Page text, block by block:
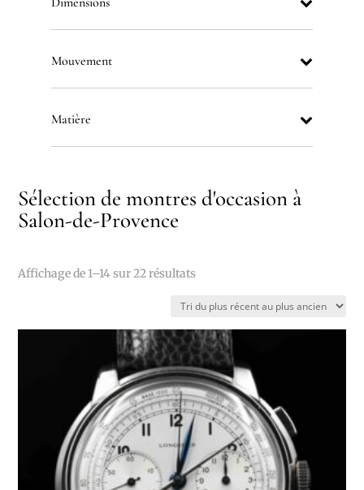
Mouvement
Matière
Sélection de montres d'occasion à
Salon-de-Provence
Affichage de 1–14 sur 22 résultatsTrié
plus
récent
au
plus
ancien